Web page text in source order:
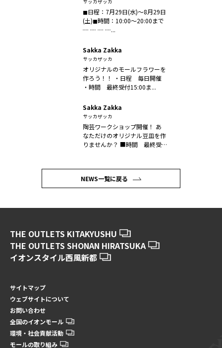
サッカザッカ
◼︎日程：7月29日(水)〜8月29日
(土)◼︎時間：10:00〜20:00まで
┈ ┈ ┈ ┈...
Sakka Zakka
サッカザッカ
オリジナルのモールフラワーを
作ろう！！ ・日程 毎日開催
・時間 最終受付15:00ま...
Sakka Zakka
サッカザッカ
陶芸ワークショップ開催！ あ
なただけのオリジナル豆皿を作
りませんか？ ■時間 最終受
NEWS一覧に戻る
THE OUTLETS KITAKYUSHU
THE OUTLETS SHONAN HIRATSUKA
イオンスタイル西風新都
サイトマップ
ウェブサイトについて
お問い合わせ
全国のイオンモール
環境・社会貢献活動
モールの取り組み